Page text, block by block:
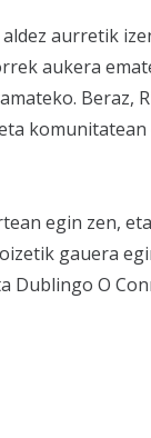
aurretik
aukera
Beraz,
egin zen,
gauera
Dublingo O